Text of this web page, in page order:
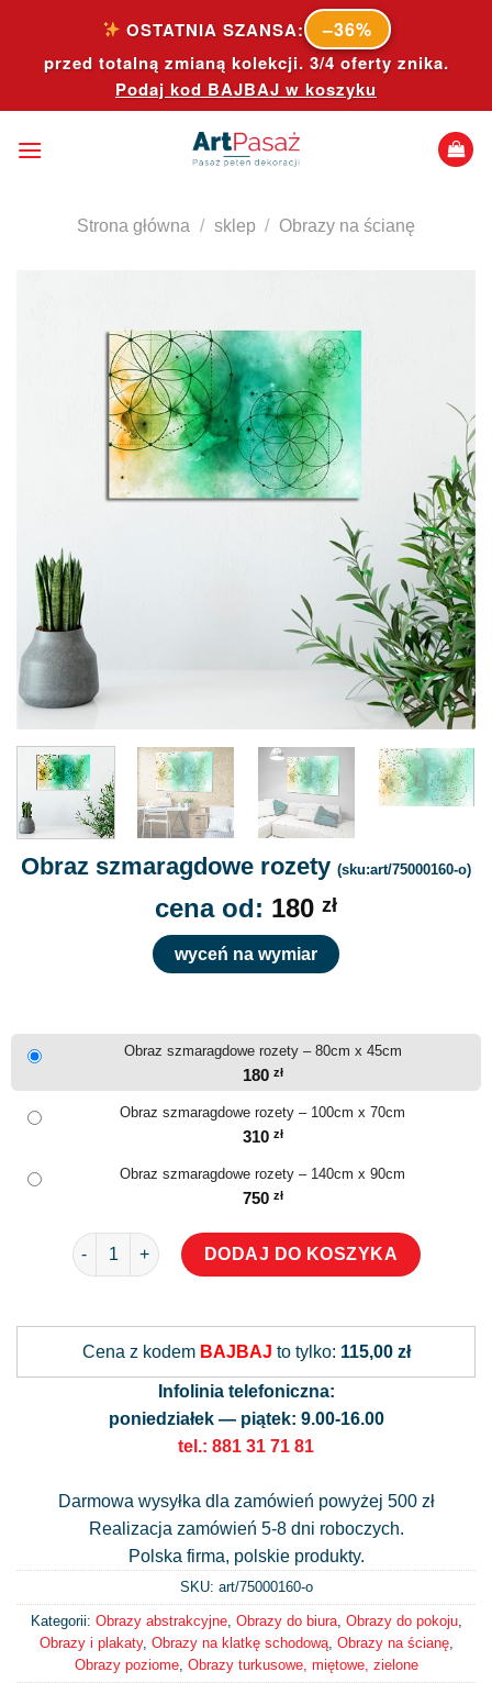
content
OSTATNIA SZANSA: –36%
przed totalną zmianą kolekcji. 3/4 oferty znika.
Podaj kod BAJBAJ w koszyku
Strona główna / sklep / Obrazy na ścianę
Obraz szmaragdowe rozety (sku:art/75000160-o)
cena od: 180 zł
wyceń na wymiar
Obraz szmaragdowe rozety – 80cm x 45cm
180 zł
Obraz szmaragdowe rozety – 100cm x 70cm
310 zł
Obraz szmaragdowe rozety – 140cm x 90cm
750 zł
ilość Obraz szmaragdowe rozety
DODAJ DO KOSZYKA
Cena z kodem BAJBAJ to tylko: 115,00 zł
Infolinia telefoniczna:
poniedziałek — piątek: 9.00-16.00
tel.: 881 31 71 81
Darmowa wysyłka dla zamówień powyżej 500 zł
Realizacja zamówień 5-8 dni roboczych.
Polska firma, polskie produkty.
SKU: art/75000160-o
Kategorii: Obrazy abstrakcyjne, Obrazy do biura, Obrazy do pokoju,
Obrazy i plakaty, Obrazy na klatkę schodową, Obrazy na ścianę,
Obrazy poziome, Obrazy turkusowe, miętowe, zielone